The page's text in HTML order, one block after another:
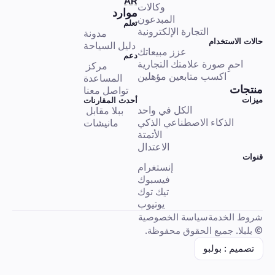
حالات استخدام الذكاء الاصطناعي
الذكاء الاجتماعي الاصطناعي (ASI): ما هو ولماذا هو مهم
حالات استخدام الذكاء الاصطناعي
استكشف الذكاء الاصطناعي على Pinterest لتحفيز التسوق والإبداع
حالات استخدام الذكاء الاصطناعي
وكالات
المبدعون
التجارة الإلكترونية
حالات الاستخدام
عزز مبيعاتك
احمِ صورة علامتك التجارية
اكسب متابعين مؤهلين
منتجات
ميزات
الكل في واحد
الذكاء الاصطناعي الذكي
الأتمتة
الاعتدال
قنوات
إنستغرام
فيسبوك
تيك توك
يوتيوب
موارد
تعلم
مدونة
دليل السياحة
دعم
المساعدة
تواصل معنا
أحدث المقارنات
مانيشات
شروط الخدمةسياسة الخصوصية
© بلبلا. جميع الحقوق محفوظة.
تصميم : بولبو